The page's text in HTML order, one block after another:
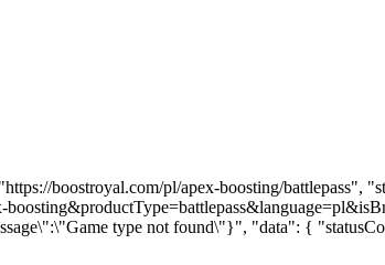
boostroyal.com/pl/apex-boosting/battlepass",
type not found\"}", "data": {